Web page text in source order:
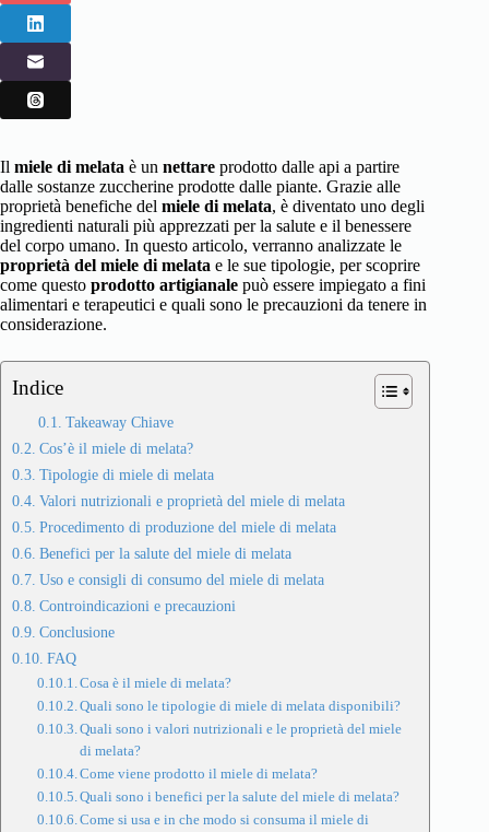
Il miele di melata è un nettare prodotto dalle api a partire
dalle sostanze zuccherine prodotte dalle piante. Grazie alle
proprietà benefiche del miele di melata, è diventato uno degli
ingredienti naturali più apprezzati per la salute e il benessere
del corpo umano. In questo articolo, verranno analizzate le
proprietà del miele di melata e le sue tipologie, per scoprire
come questo prodotto artigianale può essere impiegato a fini
alimentari e terapeutici e quali sono le precauzioni da tenere in
considerazione.
Indice
Takeaway Chiave
Cos’è il miele di melata?
Tipologie di miele di melata
Valori nutrizionali e proprietà del miele di melata
Procedimento di produzione del miele di melata
Benefici per la salute del miele di melata
Uso e consigli di consumo del miele di melata
Controindicazioni e precauzioni
Conclusione
FAQ
Cosa è il miele di melata?
Quali sono le tipologie di miele di melata disponibili?
Quali sono i valori nutrizionali e le proprietà del miele
di melata?
Come viene prodotto il miele di melata?
Quali sono i benefici per la salute del miele di melata?
Come si usa e in che modo si consuma il miele di